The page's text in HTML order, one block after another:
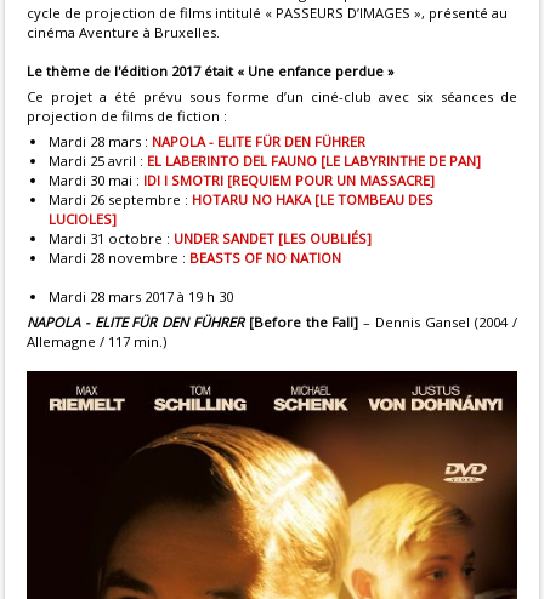
cycle de projection de films intitulé « PASSEURS D’IMAGES », présenté au
cinéma Aventure à Bruxelles.
Le thème de l'édition 2017 était « Une enfance perdue »
Ce projet a été prévu sous forme d’un ciné-club avec six séances de
projection de films de fiction :
Mardi 28 mars : NAPOLA - ELITE FÜR DEN FÜHRER
Mardi 25 avril : EL LABERINTO DEL FAUNO [LE LABYRINTHE DE PAN]
Mardi 30 mai : IDI I SMOTRI [REQUIEM POUR UN MASSACRE]
Mardi 26 septembre : HOTARU NO HAKA [LE TOMBEAU DES
LUCIOLES]
Mardi 31 octobre : UNDER SANDET [LES OUBLIÉS]
Mardi 28 novembre : BEASTS OF NO NATION
Mardi 28 mars 2017 à 19 h 30
NAPOLA - ELITE FÜR DEN FÜHRER[Before the Fall] – Dennis Gansel (2004 /
Allemagne / 117 min.)